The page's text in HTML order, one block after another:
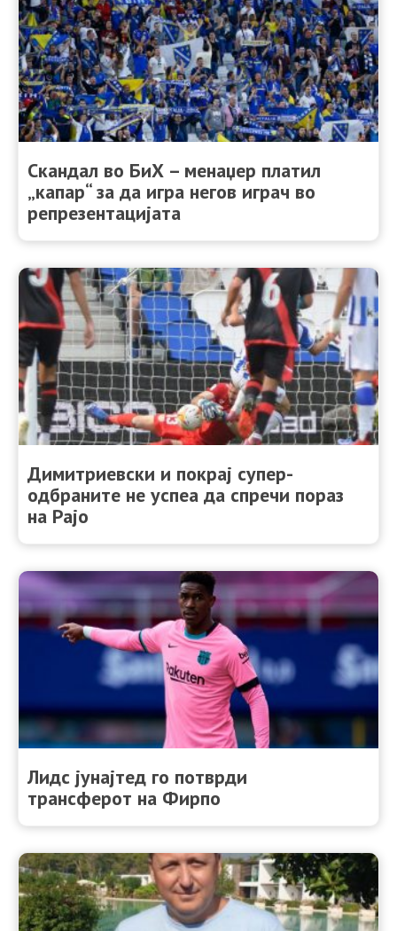
Скандал во БиХ – менаџер платил
„капар“ за да игра негов играч во
репрезентацијата
Димитриевски и покрај супер-
одбраните не успеа да спречи пораз
на Рајо
Лидс јунајтед го потврди
трансферот на Фирпо